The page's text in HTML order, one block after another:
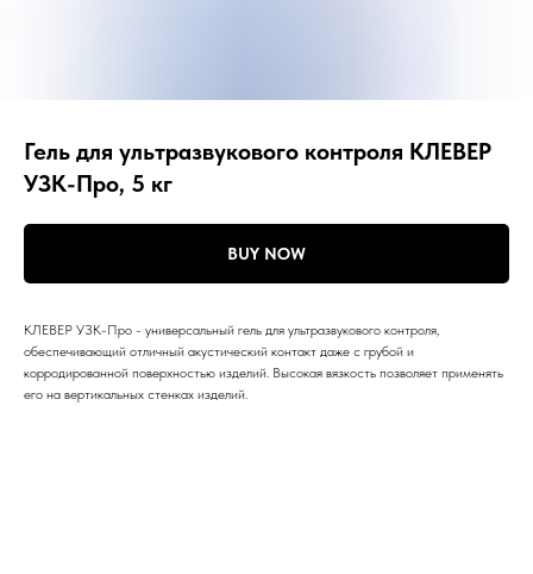
Гель для ультразвукового контроля КЛЕВЕР
УЗК-Про, 5 кг
BUY NOW
КЛЕВЕР УЗК-Про - универсальный гель для ультразвукового контроля,
обеспечивающий отличный акустический контакт даже с грубой и
корродированной поверхностью изделий. Высокая вязкость позволяет применять
его на вертикальных стенках изделий.